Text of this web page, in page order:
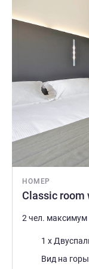
НОМЕР
Classic room
2 чел. максимум
Постель
1 x
Виды:Вид на горы